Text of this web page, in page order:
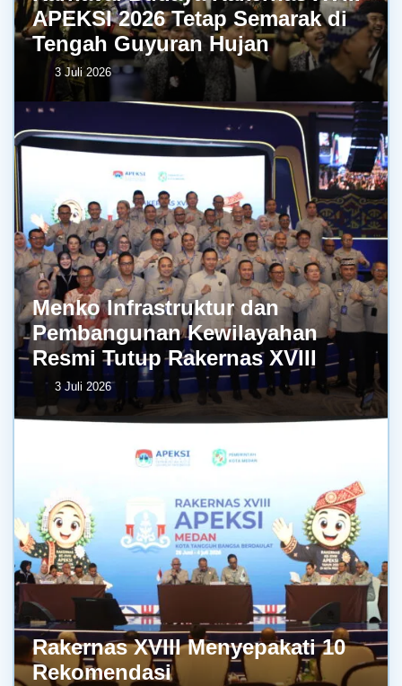
APEKSI 2026 Tetap Semarak di
Tengah Guyuran Hujan
3 Juli 2026
Menko Infrastruktur dan
Pembangunan Kewilayahan
Resmi Tutup Rakernas XVIII
3 Juli 2026
Rakernas XVIII Menyepakati 10
Rekomendasi